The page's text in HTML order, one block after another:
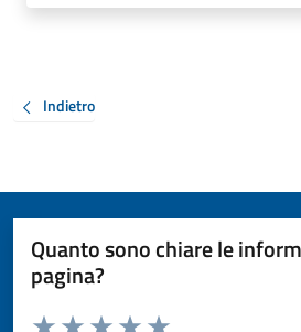
Indietro
Quanto sono chiare le
pagina?
Valuta da 1 a 5 stelle la pagina